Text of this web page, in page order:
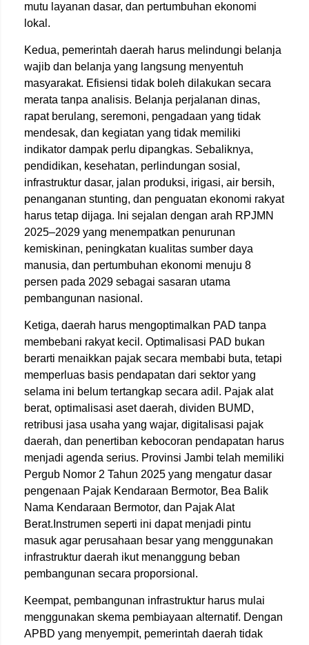
mutu layanan dasar, dan pertumbuhan ekonomi
lokal.
Kedua, pemerintah daerah harus melindungi belanja
wajib dan belanja yang langsung menyentuh
masyarakat. Efisiensi tidak boleh dilakukan secara
merata tanpa analisis. Belanja perjalanan dinas,
rapat berulang, seremoni, pengadaan yang tidak
mendesak, dan kegiatan yang tidak memiliki
indikator dampak perlu dipangkas. Sebaliknya,
pendidikan, kesehatan, perlindungan sosial,
infrastruktur dasar, jalan produksi, irigasi, air bersih,
penanganan stunting, dan penguatan ekonomi rakyat
harus tetap dijaga. Ini sejalan dengan arah RPJMN
2025–2029 yang menempatkan penurunan
kemiskinan, peningkatan kualitas sumber daya
manusia, dan pertumbuhan ekonomi menuju 8
persen pada 2029 sebagai sasaran utama
pembangunan nasional.
Ketiga, daerah harus mengoptimalkan PAD tanpa
membebani rakyat kecil. Optimalisasi PAD bukan
berarti menaikkan pajak secara membabi buta, tetapi
memperluas basis pendapatan dari sektor yang
selama ini belum tertangkap secara adil. Pajak alat
berat, optimalisasi aset daerah, dividen BUMD,
retribusi jasa usaha yang wajar, digitalisasi pajak
daerah, dan penertiban kebocoran pendapatan harus
menjadi agenda serius. Provinsi Jambi telah memiliki
Pergub Nomor 2 Tahun 2025 yang mengatur dasar
pengenaan Pajak Kendaraan Bermotor, Bea Balik
Nama Kendaraan Bermotor, dan Pajak Alat
Berat.Instrumen seperti ini dapat menjadi pintu
masuk agar perusahaan besar yang menggunakan
infrastruktur daerah ikut menanggung beban
pembangunan secara proporsional.
Keempat, pembangunan infrastruktur harus mulai
menggunakan skema pembiayaan alternatif. Dengan
APBD yang menyempit, pemerintah daerah tidak